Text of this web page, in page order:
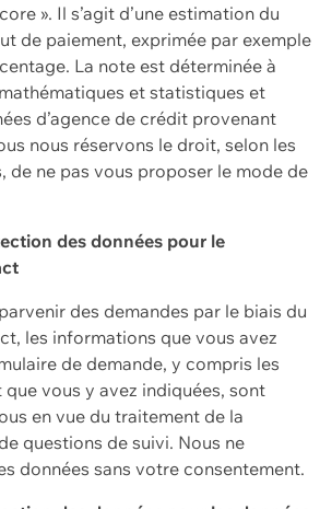
». Il s’agit d’une estimation du
de paiement, exprimée par exemple
La note est déterminée à
et statistiques et
d’agence de crédit provenant
nous réservons le droit, selon les
de ne pas vous proposer le mode de
des données pour le
des demandes par le biais du
les informations que vous avez
de demande, y compris les
vous y avez indiquées, sont
en vue du traitement de la
questions de suivi. Nous ne
données sans votre consentement.